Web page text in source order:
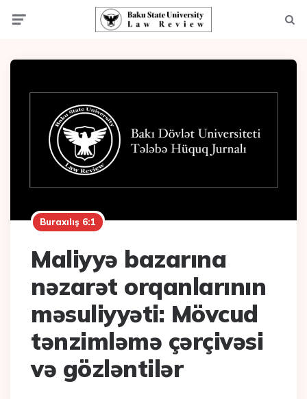
Buraxılış 6:1
Maliyyə bazarına
nəzarət orqanlarının
məsuliyyəti: Mövcud
tənzimləmə çərçivəsi
və gözləntilər